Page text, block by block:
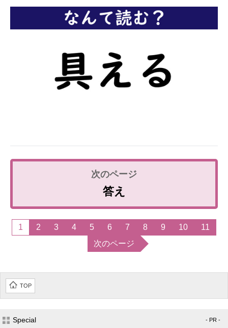
IT製品の技術・比較・事例
モノづくり技術者専門サイト
エレクトロニクス専門サイト
ちょっと気になるネットの話題
答え
1 2 3 4 5 6 7 8 9 10
11
次のページ
TOP
Special - PR -